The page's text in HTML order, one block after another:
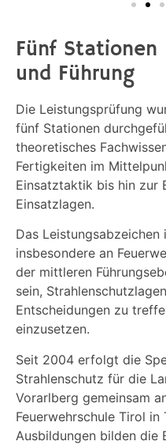
Fünf
und Führung
Die Leistungsprüfung
fünf Stationen
theoretisches
Fertigkeiten im
Einsatztaktik bis hin zur
Einsatzlagen.
Das
insbesondere an
der mittleren
sein,
Entscheidungen zu
einzusetzen.
Seit 2004 erfolgt die
Strahlenschutz für die
Vorarlberg gemeinsam
Feuerwehrschule Tirol
Ausbildungen bilden die